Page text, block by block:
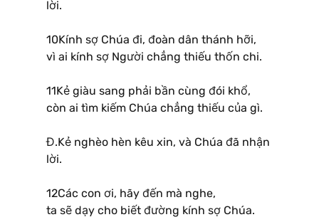
lời.
10Kính sợ Chúa đi, đoàn dân thánh hỡi,
vì ai kính sợ Người chẳng thiếu thốn chi.
11Kẻ giàu sang phải bần cùng đói khổ,
còn ai tìm kiếm Chúa chẳng thiếu của gì.
Đ.Kẻ nghèo hèn kêu xin, và Chúa đã nhận
lời.
12Các con ơi, hãy đến mà nghe,
ta sẽ dạy cho biết đường kính sợ Chúa.